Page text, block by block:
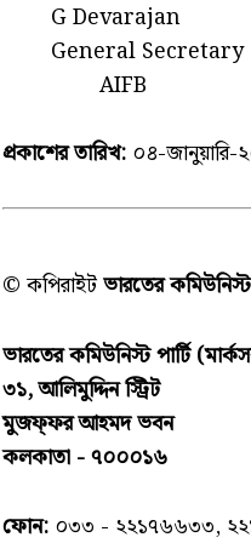
G Devarajan
General
AIFB
প্রকাশের তারিখ: ০৪-জানুয়ারি-
© কপিরাইটভারতের কমিউনিস্ট
ভারতের কমিউনিস্ট পার্টি
৩১, আলিমুদ্দিন স্ট্রিট
মুজফ্ফ‌র আহমদ ভবন
কলকাতা - ৭০০০১৬
ফোন: ০৩৩ - ২২১৭৬৬৩৩,